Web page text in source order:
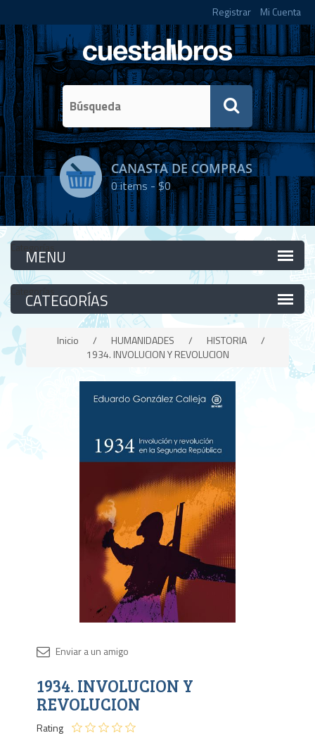
Registrar Mi Cuenta
CANASTA DE COMPRAS
0items -$0
Categorías
Categorías
Inicio / HUMANIDADES / HISTORIA
/
1934. INVOLUCION Y REVOLUCION
1934. INVOLUCION Y
REVOLUCION
Rating